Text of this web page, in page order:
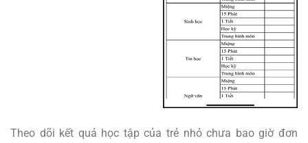
Theo dõi kết quả học tập của trẻ nhỏ chưa bao giờ đơn